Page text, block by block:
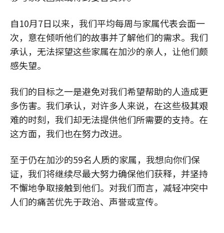
自10月7日以来，我们平均每周与家属代表会面一
次，意在倾听他们的故事并了解他们的需求。我们
承认，无法探望这些家属在加沙的亲人，让他们颇
感失望。
我们的目标之一是避免对我们希望帮助的人造成更
多伤害。我们承认，对许多人来说，在这些极其艰
难的时刻，我们却无法提供他们所需要的支持。在
这方面，我们也在努力改进。
至于仍在加沙的59名人质的家属，我想向你们保
证，我们将继续尽最大努力确保他们获释，并坚持
不懈地争取接触到他们。对我们而言，减轻冲突中
人们的痛苦优先于政治、声誉或宣传。